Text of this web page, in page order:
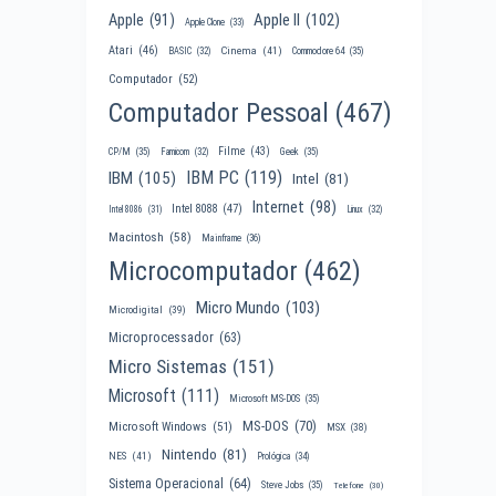
Apple (91) Apple Clone (33) Apple II (102)
Atari (46) BASIC (32) Cinema (41) Commodore 64 (35)
Computador (52)
Computador Pessoal (467)
CP/M (35) Famicom (32) Filme (43) Geek (35)
IBM (105) IBM PC (119) Intel (81)
Intel 8086 (31) Intel 8088 (47) Internet (98) Linux (32)
Macintosh (58) Mainframe (36)
Microcomputador (462)
Microdigital (39) Micro Mundo (103)
Microprocessador (63)
Micro Sistemas (151)
Microsoft (111) Microsoft MS-DOS (35)
Microsoft Windows (51) MS-DOS (70) MSX (38)
NES (41) Nintendo (81) Prológica (34)
Sistema Operacional (64) Steve Jobs (35) Telefone (30)